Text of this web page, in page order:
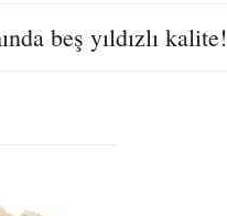
beş yıldızlı kalite!